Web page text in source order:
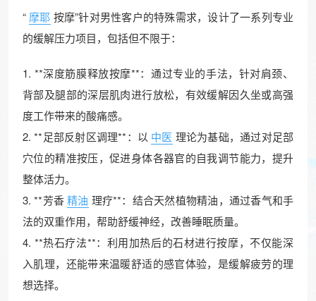
“ 摩耶 按摩”针对男性客户的特殊需求，设计了一系列专业
的缓解压力项目，包括但不限于：
1. **深度筋膜释放按摩**：通过专业的手法，针对肩颈、
背部及腿部的深层肌肉进行放松，有效缓解因久坐或高强
度工作带来的酸痛感。
2. **足部反射区调理**：以 中医 理论为基础，通过对足部
穴位的精准按压，促进身体各器官的自我调节能力，提升
整体活力。
3. **芳香精油 理疗**：结合天然植物精油，通过香气和手
法的双重作用，帮助舒缓神经，改善睡眠质量。
4. **热石疗法**：利用加热后的石材进行按摩，不仅能深
入肌理，还能带来温暖舒适的感官体验，是缓解疲劳的理
想选择。